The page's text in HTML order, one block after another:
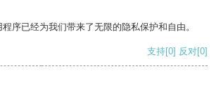
序已经为我们带来了无限的隐私保护和自由。
支持[0] 反对[0]